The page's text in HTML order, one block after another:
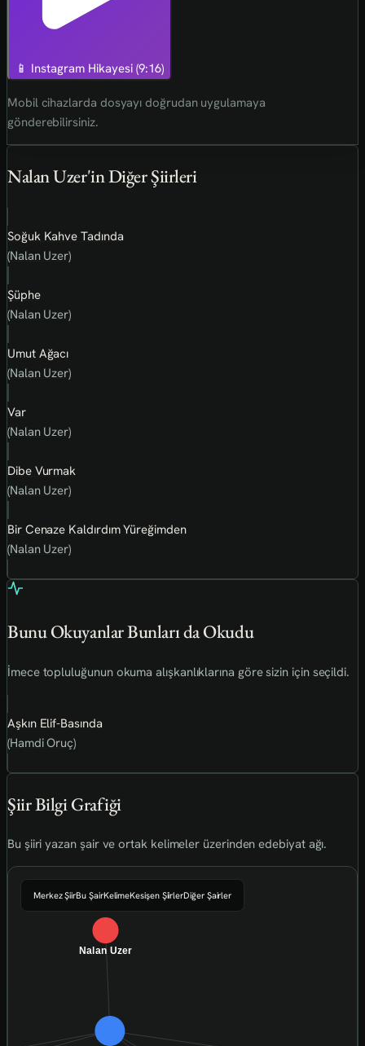
📱 Instagram Hikayesi (9:16)
Mobil cihazlarda dosyayı doğrudan uygulamaya
gönderebilirsiniz.
Nalan Uzer'in Diğer Şiirleri
Soğuk Kahve Tadında
(Nalan Uzer)
Şüphe
(Nalan Uzer)
Umut Ağacı
(Nalan Uzer)
Var
(Nalan Uzer)
Dibe Vurmak
(Nalan Uzer)
Bir Cenaze Kaldırdım Yüreğimden
(Nalan Uzer)
Bunu Okuyanlar Bunları da Okudu
İmece topluluğunun okuma alışkanlıklarına göre sizin için seçildi.
Aşkın Elif-Basında
(Hamdi Oruç)
Şiir Bilgi Grafiği
Bu şiiri yazan şair ve ortak kelimeler üzerinden edebiyat ağı.
Merkez ŞiirBu ŞairKelimeKesişen ŞiirlerDiğer Şairler